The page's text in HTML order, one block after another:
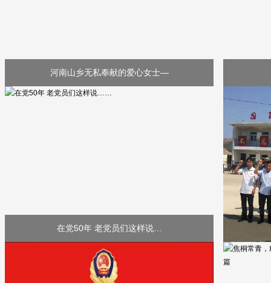
河南山乡无私奉献的爱心女士—
在党50年 老党员们这样说…